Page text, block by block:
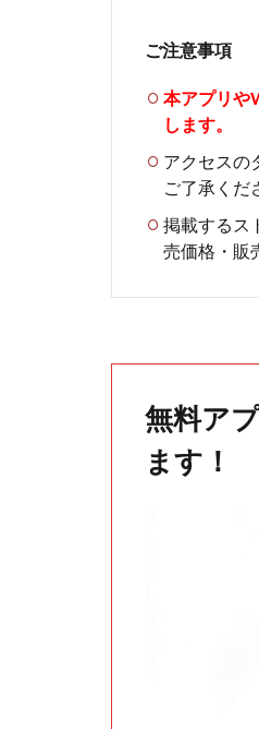
ご注意事項
本アプリや
します。
アクセスの
ご了承くだ
掲載するス
売価格・販
無料ア
ます！